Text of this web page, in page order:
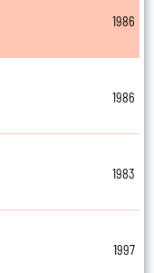
1986
1986
1983
1997